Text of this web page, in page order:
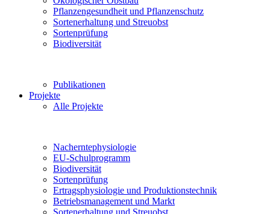
Pflanzengesundheit und Pflanzenschutz
Sortenerhaltung und Streuobst
Sortenprüfung
Biodiversität
Publikationen
Projekte
Alle Projekte
Nacherntephysiologie
EU-Schulprogramm
Biodiversität
Sortenprüfung
Ertragsphysiologie und Produktionstechnik
Betriebsmanagement und Markt
Sortenerhaltung und Streuobst